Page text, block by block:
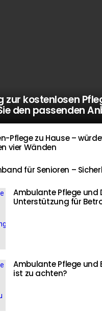
zur kostenlosen
den passenden
Pflege zu Hause –
vier Wänden
für Senioren –
Ambulante Pflege und
Unterstützung für
Ambulante Pflege und
ist zu achten?